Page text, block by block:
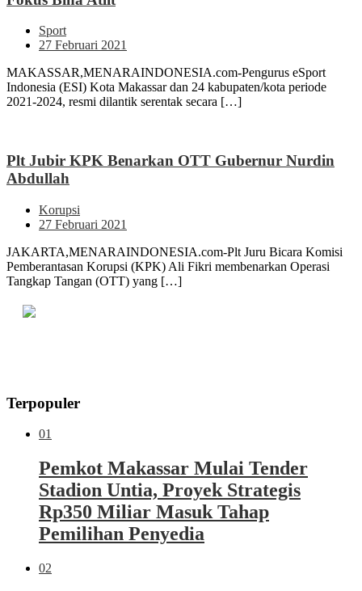
Sport
27 Februari 2021
MAKASSAR,MENARAINDONESIA.com-Pengurus eSport
Indonesia (ESI) Kota Makassar dan 24 kabupaten/kota periode
2021-2024, resmi dilantik serentak secara […]
Plt Jubir KPK Benarkan OTT Gubernur Nurdin
Abdullah
Korupsi
27 Februari 2021
JAKARTA,MENARAINDONESIA.com-Plt Juru Bicara Komisi
Pemberantasan Korupsi (KPK) Ali Fikri membenarkan Operasi
Tangkap Tangan (OTT) yang […]
Terpopuler
01
Pemkot Makassar Mulai Tender
Stadion Untia, Proyek Strategis
Rp350 Miliar Masuk Tahap
Pemilihan Penyedia
02